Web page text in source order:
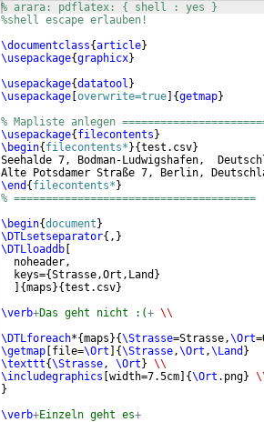
% arara: pdflatex: { shell : yes }
%shell escape erlauben!
\documentclass{article}
\usepackage{graphicx}
\usepackage{datatool }
\usepackage overwrite=true {getmap}
% Mapliste anlegen
\usepackage{ filecontents }
\begin{ filecontents* }{test.csv}
Seehalde 7, Bodman-Ludwigshafen,
Alte Potsdamer Straße 7, Berlin,
\end { filecontents* }
% ======================================
\begin{document }
\DTLsetseparator{ , }
\DTLloaddb
  noheader,
  keys=
{Strasse,Ort,Land }
{maps }{test.csv}
\verb+Das geht nicht :(+ \\
\DTLforeach*{maps }{\Strasse=Strasse,\Ort
\getmap file=\Ort {\Strasse,\Ort ,\Land }
\texttt{\Strasse, \Ort } \\
\includegraphics width=7.5cm {\Ort .png}
}
\verb+Einzeln geht es+